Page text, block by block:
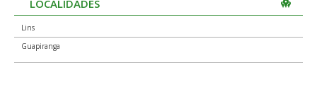
Praça Joaquim Pizza
Centro
16400-033
LOCALIDADES
Lins
Guapiranga